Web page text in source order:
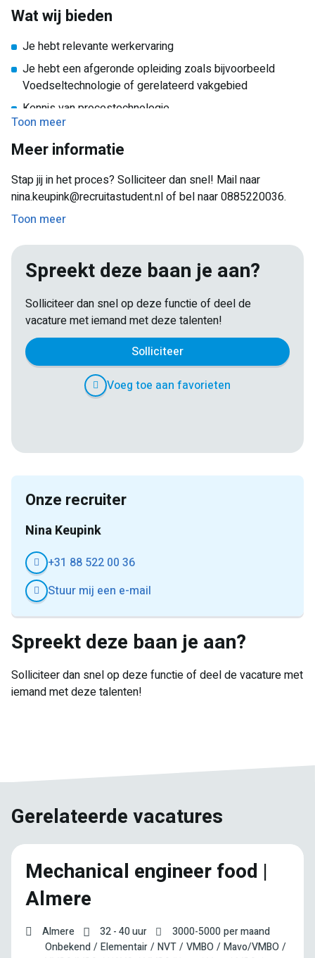
Wat wij bieden
Je hebt relevante werkervaring
Je hebt een afgeronde opleiding zoals bijvoorbeeld
Voedseltechnologie of gerelateerd vakgebied
Kennis van procestechnologie
HACCP, BRC en/of IFS zijn jouw niet onbekend
Je bent creatief, analytisch en beschikt over
Je beheerst de Engelse taal goed, kennis van Duits en/of
Toon meer
Meer informatie
Stap jij in het proces? Solliciteer dan snel! Mail naar
nina.keupink@recruitastudent.nl of bel naar 0885220036.
Toon meer
Spreekt deze baan je aan?
Solliciteer dan snel op deze functie of deel de
vacature met iemand met deze talenten!
Solliciteer
Voeg toe aan favorieten
Onze recruiter
Nina Keupink
+31 88 522 00 36
Stuur mij een e-mail
Spreekt deze baan je aan?
Solliciteer dan snel op deze functie of deel de vacature met
iemand met deze talenten!
Gerelateerde vacatures
Mechanical engineer food |
Almere
Almere 32 - 40 uur 3000-5000per maand
Onbekend
Elementair NVT VMBO
Mavo/VMBO